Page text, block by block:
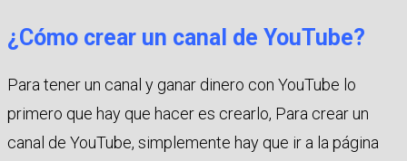
¿Cómo crear un canal de YouTube?
Para tener un canal y ganar dinero con YouTube lo
primero que hay que hacer es crearlo, Para crear un
canal de YouTube, simplemente hay que ir a la página